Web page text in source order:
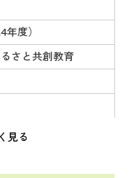
度）
さと共創教育
見る